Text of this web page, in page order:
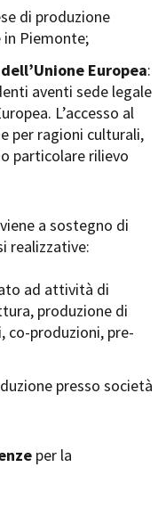
Venezia
International Film
del Cinema di Roma
Film Festival
di Donatello
d’Argento
Solinas
- Accedi al tuo
con noi
- Tirocini - Scuola e
affidamento lavori in
di produzione
in Piemonte;
Europea:
aventi sede legale
L’accesso al
per ragioni culturali,
particolare rilievo
a sostegno di
realizzative:
ad attività di
produzione di
co-produzioni, pre-
presso società
per la